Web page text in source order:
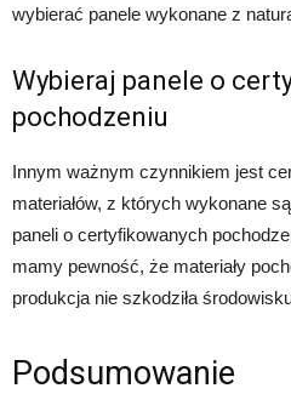
wybierać panele wykonane z
Wybieraj panele o
pochodzeniu
Innym ważnym czynnikiem jest
materiałów, z których wykonane
paneli o certyfikowanych
mamy pewność, że materiały
produkcja nie szkodziła
Podsumowanie